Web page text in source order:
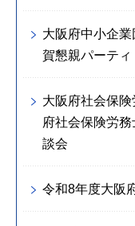
大阪府中小企
賀懇親パーティ
大阪府社会保
府社会保険労
談会
令和8年度大阪